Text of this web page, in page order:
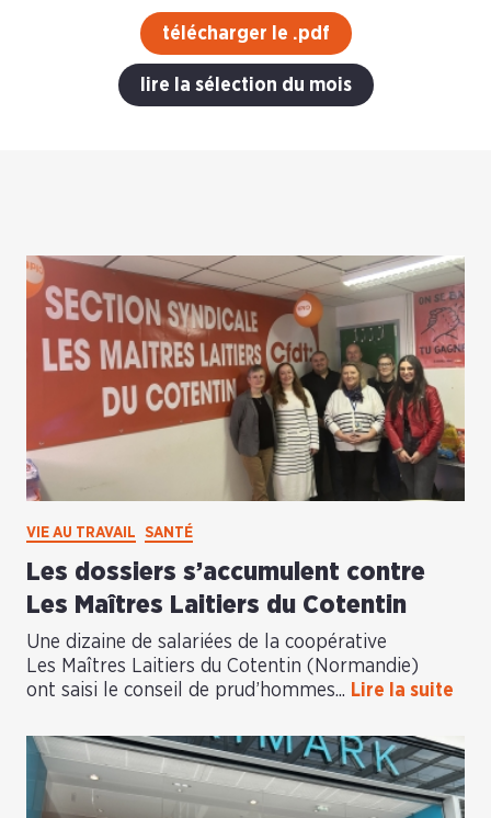
télécharger le .pdf
lire la sélection du mois
VIE AU TRAVAIL SANTÉ
Les dossiers s’accumulent contre
Les Maîtres Laitiers du Cotentin
Une dizaine de salariées de la coopérative
Les Maîtres Laitiers du Cotentin (Normandie)
ont saisi le conseil de prud’hommes... Lire la suite